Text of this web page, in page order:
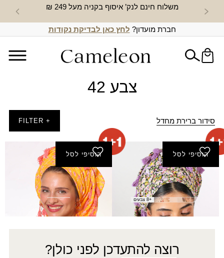
משלוח חינם לנק’ איסוף בקניה מעל 249 ₪ חדש
חברת מועדון? לחץ כאן לבדיקת נקודות
צבע 42
סידור ברירת מחדל + FILTER
הוסיפי לסל
מטפחת שקנאי (מרובעת)
₪80.00
+8 צבעים
הוסיפי לסל
מטפחת אורון (מרובעת)
₪80.00
רוצה להתעדכן לפני כולן?